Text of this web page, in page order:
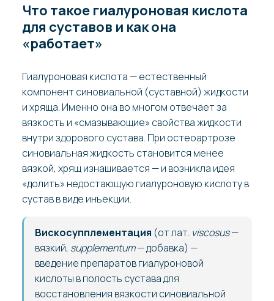
Что такое гиалуроновая кислота
для суставов и как она
«работает»
Гиалуроновая кислота — естественный
компонент синовиальной (суставной) жидкости
и хряща. Именно она во многом отвечает за
вязкость и «смазывающие» свойства жидкости
внутри здорового сустава. При остеоартрозе
синовиальная жидкость становится менее
вязкой, хрящ изнашивается — и возникла идея
«долить» недостающую гиалуроновую кислоту в
сустав в виде инъекции.
Вискосупплементация (от лат. viscosus—
вязкий, supplementum— добавка) —
введение препаратов гиалуроновой
кислоты в полость сустава для
восстановления вязкости синовиальной